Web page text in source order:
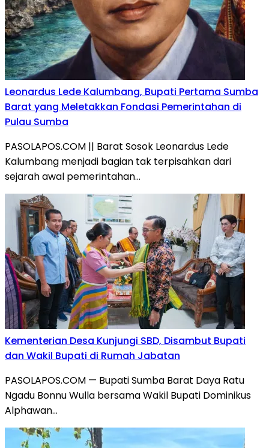
Leonardus Lede Kalumbang, Bupati Pertama Sumba
Barat yang Meletakkan Fondasi Pemerintahan di
Pulau Sumba
PASOLAPOS.COM || Barat Sosok Leonardus Lede
Kalumbang menjadi bagian tak terpisahkan dari
sejarah awal pemerintahan…
Kementerian Desa Kunjungi SBD, Disambut Bupati
dan Wakil Bupati di Rumah Jabatan
PASOLAPOS.COM — Bupati Sumba Barat Daya Ratu
Ngadu Bonnu Wulla bersama Wakil Bupati Dominikus
Alphawan…